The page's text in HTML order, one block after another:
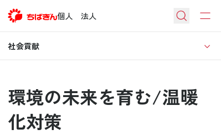
個人 法人
社会貢献
環境の未来を育む/温暖
化対策